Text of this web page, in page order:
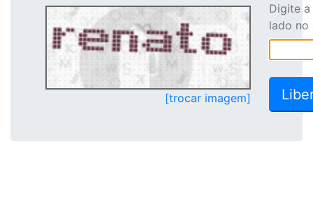
[trocar imagem]
Digite
lado no